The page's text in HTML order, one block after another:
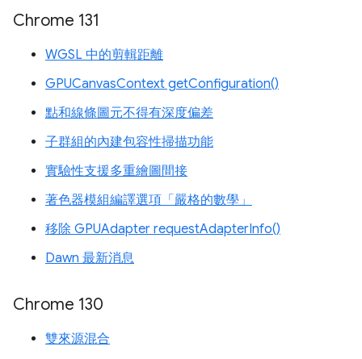
Chrome 131
WGSL 中的剪輯距離
GPUCanvasContext getConfiguration()
點和線條圖元不得有深度偏差
子群組的內建包容性掃描功能
實驗性支援多重繪圖間接
著色器模組編譯選項「嚴格的數學」
移除 GPUAdapter requestAdapterInfo()
Dawn 最新消息
Chrome 130
雙來源混合